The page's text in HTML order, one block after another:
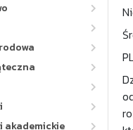
akademickie